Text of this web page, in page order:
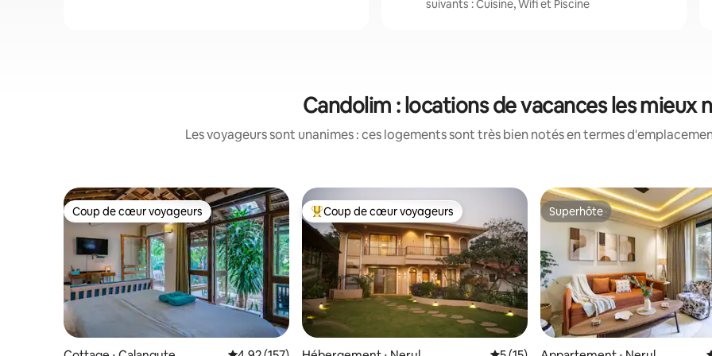
suivants : Cuisine, Wifi et Piscine
Candolim : locations de vacances les mieux
Les voyageurs sont unanimes : ces logements sont très bien notés en termes
Coup de cœur voyageurs
Coup de cœur voyageurs Coups de cœur voyageurs les plus appréciés
Coup de cœur voyageurs Superhôte
Superhôte